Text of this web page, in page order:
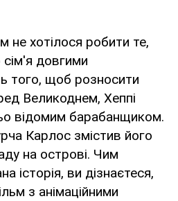
не хотілося робити те,
довгими
того, щоб розносити
Великоднем, Хеппі
відомим барабанщиком.
Карлос змістив його
на острові. Чим
історія, ви дізнаєтеся,
з анімаційними